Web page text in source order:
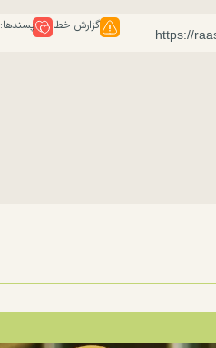
گزارش خطا پسندها: